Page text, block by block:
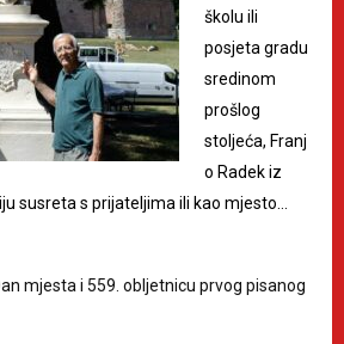
školu ili
posjeta gradu
sredinom
prošlog
stoljeća, Franj
o Radek iz
susreta s prijateljima ili kao mjesto…
mjesta i 559. obljetnicu prvog pisanog